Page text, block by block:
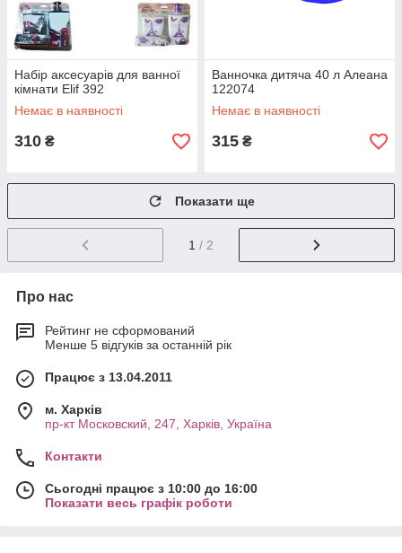
Набір аксесуарів для ванної
кімнати Elif 392
Немає в наявності
310 ₴
Ванночка дитяча 40 л Алеана
122074
Немає в наявності
315 ₴
Показати ще
1 / 2
Про нас
Рейтинг не сформований
Менше 5 відгуків за останній рік
Працює з 13.04.2011
м. Харків
пр-кт Московский, 247, Харків, Україна
Контакти
Сьогодні працює з 10:00 до 16:00
Показати весь графік роботи